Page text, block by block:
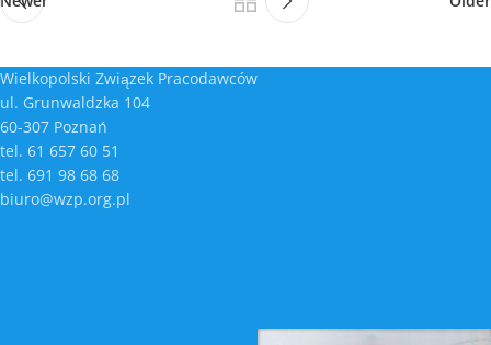
Wielkopolski Związek Pracodawców
ul. Grunwaldzka 104
60-307 Poznań
tel. 61 657 60 51
tel. 691 98 68 68
biuro@wzp.org.pl